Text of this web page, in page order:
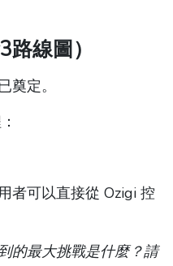
線圖）
奠定。
者可以直接從 Ozigi 控
的最大挑戰是什麼？請